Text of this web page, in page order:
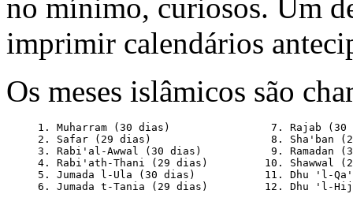
no mínimo, curiosos. Um
imprimir calendários
Os meses islâmicos são
1. Muharram (30 dias)                7. Rajab (30
2. Safar (29 dias)                   8. Sha'ban
3. Rabi'al-Awwal (30 dias)           9. Ramadan
4. Rabi'ath-Thani (29 dias)         10. Shawwal
5. Jumada l-Ula (30 dias)           11. Dhu 'l-